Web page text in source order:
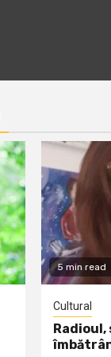
5 min read
Cultural